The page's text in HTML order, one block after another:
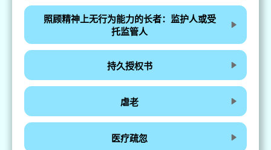
照顾精神上无行为能力的长者：监护人或受
托监管人
持久授权书
虐老
医疗疏忽